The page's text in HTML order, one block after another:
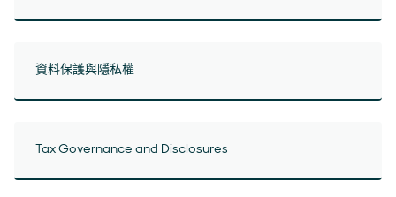
資料保護與隱私權
Tax Governance and Disclosures